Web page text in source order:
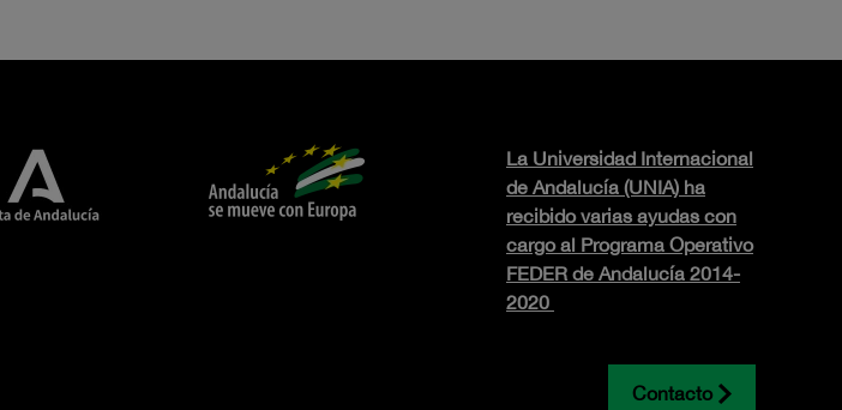
La Universidad Internacional
de Andalucía (UNIA) ha
recibido varias ayudas con
cargo al Programa Operativo
FEDER de Andalucía 2014-
2020
Contacto